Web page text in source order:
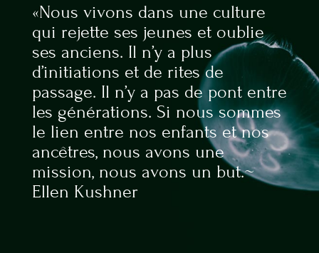
«Nous vivons dans une culture
qui rejette ses jeunes et oublie
ses anciens. Il n’y a plus
d’initiations et de rites de
passage. Il n’y a pas de pont entre
les générations. Si nous sommes
le lien entre nos enfants et nos
ancêtres, nous avons une
mission, nous avons un but.~
Ellen Kushner